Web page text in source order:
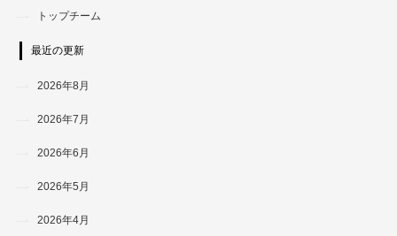
トップチーム
最近の更新
2026年8月
2026年7月
2026年6月
2026年5月
2026年4月